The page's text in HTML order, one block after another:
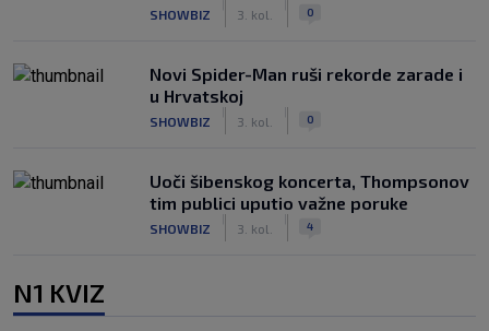
SHOWBIZ 3. kol. 0
Novi Spider-Man ruši rekorde zarade i
u Hrvatskoj
SHOWBIZ 3. kol. 0
Uoči šibenskog koncerta, Thompsonov
tim publici uputio važne poruke
SHOWBIZ 3. kol. 4
N1 KVIZ